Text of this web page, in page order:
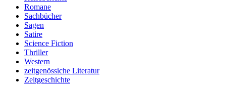
Romane
Sachbücher
Sagen
Satire
Science Fiction
Thriller
Western
zeitgenössiche Literatur
Zeitgeschichte